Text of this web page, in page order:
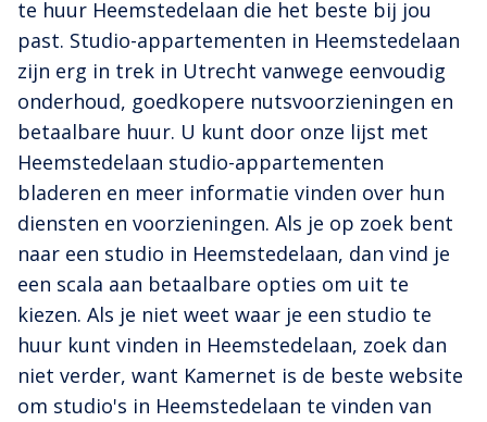
te huur Heemstedelaan die het beste bij jou
past. Studio-appartementen in Heemstedelaan
zijn erg in trek in Utrecht vanwege eenvoudig
onderhoud, goedkopere nutsvoorzieningen en
betaalbare huur. U kunt door onze lijst met
Heemstedelaan studio-appartementen
bladeren en meer informatie vinden over hun
diensten en voorzieningen. Als je op zoek bent
naar een studio in Heemstedelaan, dan vind je
een scala aan betaalbare opties om uit te
kiezen. Als je niet weet waar je een studio te
huur kunt vinden in Heemstedelaan, zoek dan
niet verder, want Kamernet is de beste website
om studio's in Heemstedelaan te vinden van